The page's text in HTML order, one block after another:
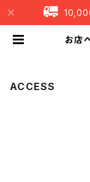
お店
ACCESS